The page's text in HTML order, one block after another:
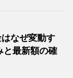
なぜ変動す
と最新額の確